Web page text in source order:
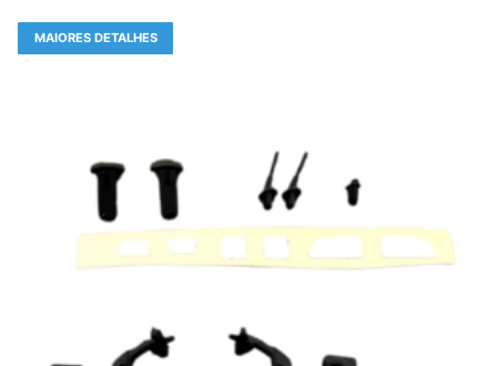
MAIORES DETALHES